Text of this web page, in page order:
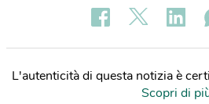
L'autenticità di questa notizia è
Scopri di